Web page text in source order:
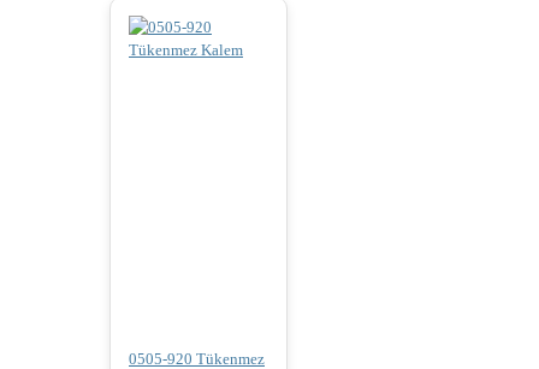
0505-920 Tükenmez